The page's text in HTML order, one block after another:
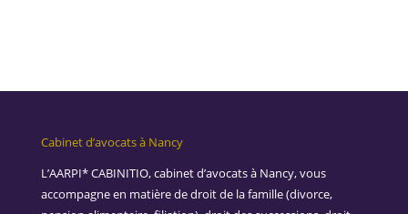
Cabinet d’avocats à Nancy
L’AARPI* CABINITIO, cabinet d’avocats à Nancy, vous
accompagne en matière de droit de la famille (divorce,